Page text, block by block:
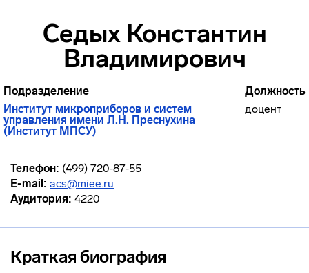
Седых Константин
Владимирович
Подразделение
Должность
Институт микроприборов и систем
управления имени Л.Н. Преснухина
(Институт МПСУ)
доцент
Телефон: (499) 720-87-55
E-mail: acs@miee.ru
Аудитория: 4220
Краткая биография